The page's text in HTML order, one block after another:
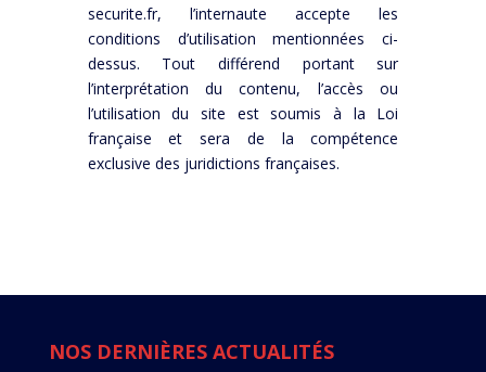
securite.fr, l’internaute accepte les
conditions d’utilisation mentionnées ci-
dessus. Tout différend portant sur
l’interprétation du contenu, l’accès ou
l’utilisation du site est soumis à la Loi
française et sera de la compétence
exclusive des juridictions françaises.
NOS DERNIÈRES ACTUALITÉS